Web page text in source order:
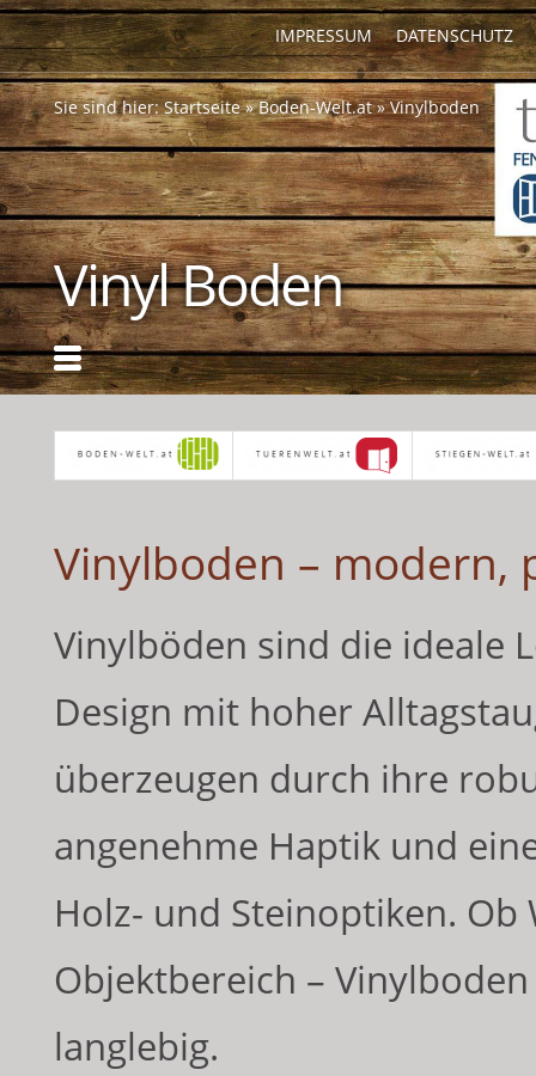
Sie sind hier:Startseite»Boden-Welt.at»Vinylboden
DATENSCHUTZ
IMPRESSUM
Vinyl Boden
Vinylboden – modern,
Vinylböden sind die ideale
Design mit hoher
überzeugen durch ihre
angenehme Haptik und
Holz- und Steinoptiken.
Objektbereich –
langlebig.